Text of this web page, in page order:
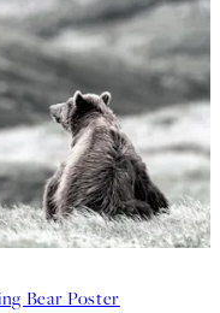
Bear Poster